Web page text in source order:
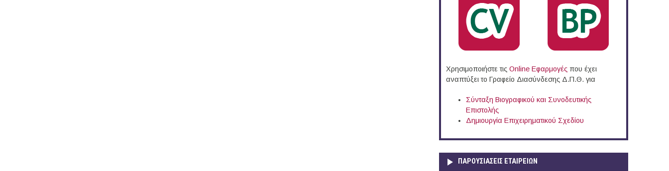
Χρησιμοποιήστε τις Online Eφαρμογές που έχει
αναπτύξει το Γραφείο Διασύνδεσης Δ.Π.Θ. για
Σύνταξη Βιογραφικού και Συνοδευτικής
Επιστολής
Δημιουργία Επιχειρηματικού Σχεδίου
ΠΑΡΟΥΣΙΆΣΕΙΣ ΕΤΑΙΡΕΙΏΝ